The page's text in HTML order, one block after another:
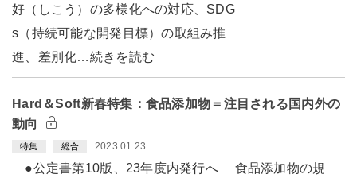
好（しこう）の多様化への対応、SDG
s（持続可能な開発目標）の取組み推
進、差別化…続きを読む
Hard＆Soft新春特集：食品添加物＝注目される国内外の
動向
特集 総合 2023.01.23
●公定書第10版、23年度内発行へ 食品添加物の規